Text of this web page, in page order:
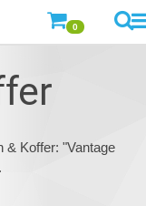
0
& Koffer: "Vantage